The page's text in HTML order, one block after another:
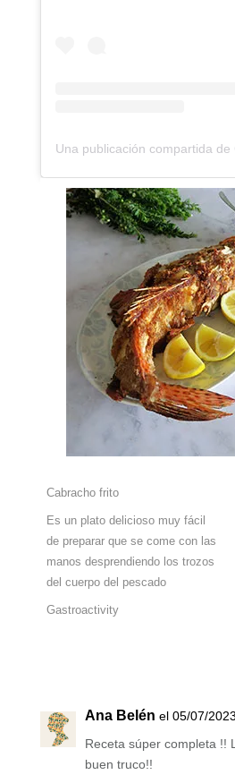
Cabracho frito
Es un plato delicioso muy fácil
de preparar que se come con las
manos desprendiendo los trozos
del cuerpo del pescado
Gastroactivity
Ana Belén el 05/07/
Receta súper completa !!
buen truco!!